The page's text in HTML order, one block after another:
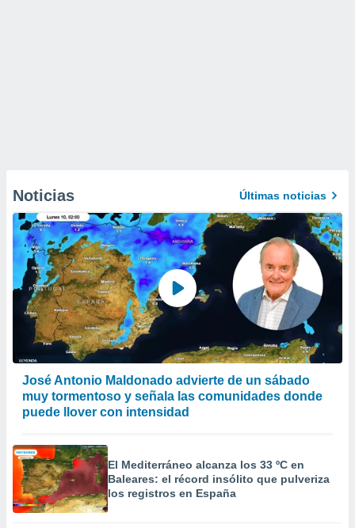
Noticias Últimas noticias
José Antonio Maldonado advierte de un sábado
muy tormentoso y señala las comunidades donde
puede llover con intensidad
El Mediterráneo alcanza los 33 ºC en
Baleares: el récord insólito que pulveriza
los registros en España